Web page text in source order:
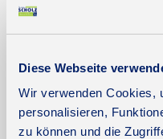
Diese Webseite
Wir verwenden Cookies,
personalisieren,
zu können und die
Energieausweis
165 kWh /